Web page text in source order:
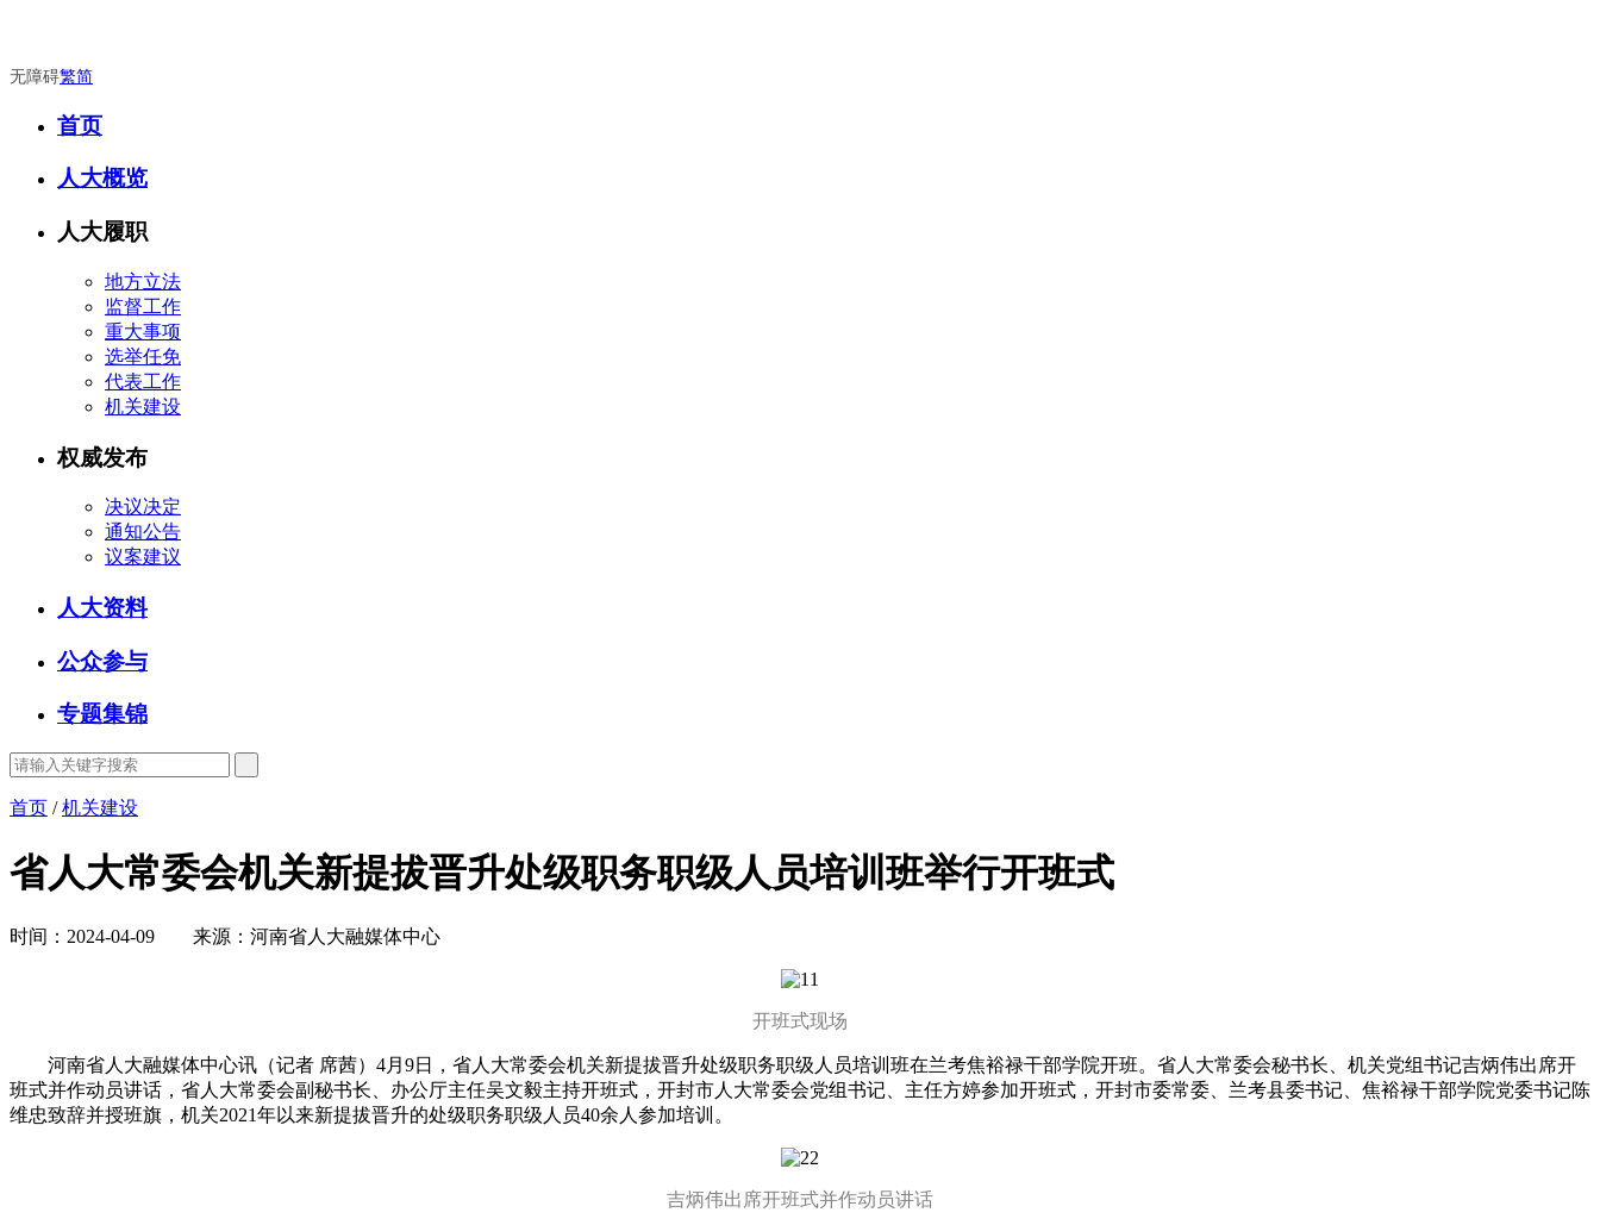
无障碍繁简
首页
人大概览
人大履职
地方立法
监督工作
重大事项
选举任免
代表工作
机关建设
权威发布
决议决定
通知公告
议案建议
人大资料
公众参与
专题集锦
首页 /机关建设
省人大常委会机关新提拔晋升处级职务职级人员培训班举行开班式
时间：2024-04-09 来源：河南省人大融媒体中心
开班式现场
河南省人大融媒体中心讯（记者 席茜）4月9日，省人大常委会机关新提拔晋升处级职务职级人员培训班在兰考焦裕禄干部学院开班。省人大常委会秘书长、机关党组书记吉炳伟出席开
班式并作动员讲话，省人大常委会副秘书长、办公厅主任吴文毅主持开班式，开封市人大常委会党组书记、主任方婷参加开班式，开封市委常委、兰考县委书记、焦裕禄干部学院党委书记陈
维忠致辞并授班旗，机关2021年以来新提拔晋升的处级职务职级人员40余人参加培训。
吉炳伟出席开班式并作动员讲话